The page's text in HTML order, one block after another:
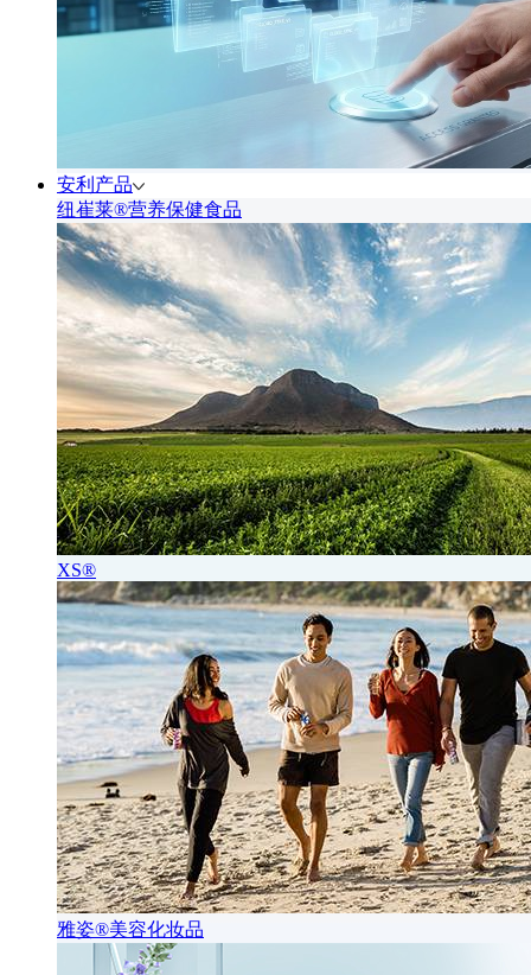
安利产品
纽崔莱®营养保健食品
XS®
雅姿®美容化妆品